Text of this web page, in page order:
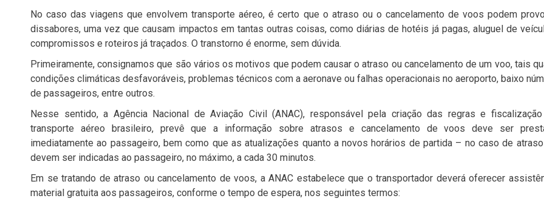
No caso das viagens que envolvem transporte aéreo, é certo que o atraso ou o cancelamento de voos podem
dissabores, uma vez que causam impactos em tantas outras coisas, como diárias de hotéis já pagas, aluguel de
compromissos e roteiros já traçados. O transtorno é enorme, sem dúvida.
Primeiramente, consignamos que são vários os motivos que podem causar o atraso ou cancelamento de um voo, tais
condições climáticas desfavoráveis, problemas técnicos com a aeronave ou falhas operacionais no aeroporto, baixo
de passageiros, entre outros.
Nesse sentido, a Agência Nacional de Aviação Civil (ANAC), responsável pela criação das regras e
transporte aéreo brasileiro, prevê que a informação sobre atrasos e cancelamento de voos deve ser
imediatamente ao passageiro, bem como que as atualizações quanto a novos horários de partida – no caso de
devem ser indicadas ao passageiro, no máximo, a cada 30 minutos.
Em se tratando de atraso ou cancelamento de voos, a ANAC estabelece que o transportador deverá oferecer
material gratuita aos passageiros, conforme o tempo de espera, nos seguintes termos: